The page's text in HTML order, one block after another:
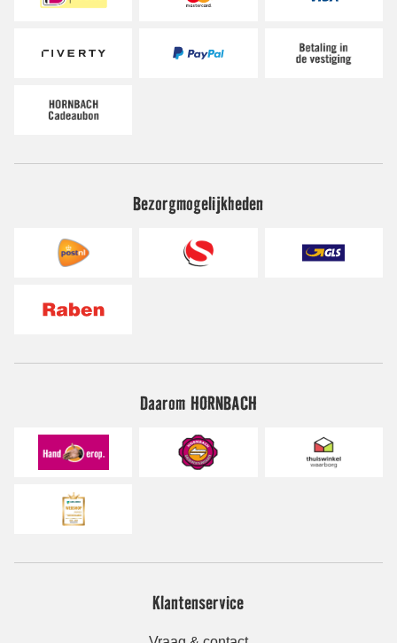
Bezorgmogelijkheden
Daarom HORNBACH
Klantenservice